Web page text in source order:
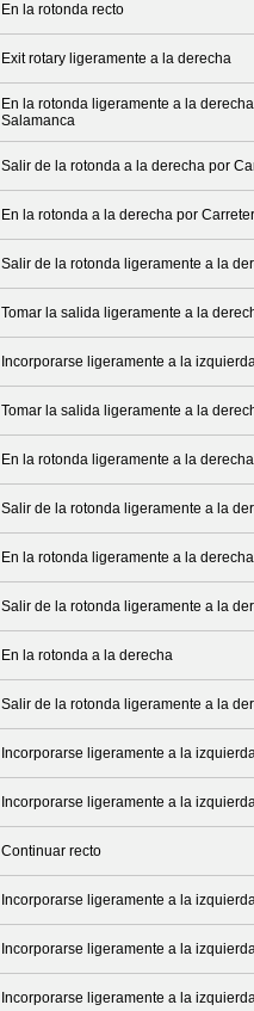
En la rotonda recto
Exit rotary ligeramente a la derecha
En la rotonda ligeramente a la
Salamanca
Salir de la rotonda a la derecha por
En la rotonda a la derecha por
Salir de la rotonda ligeramente a la
Tomar la salida ligeramente a la
Incorporarse ligeramente a la
Tomar la salida ligeramente a la
En la rotonda ligeramente a la
Salir de la rotonda ligeramente a la
En la rotonda ligeramente a la
Salir de la rotonda ligeramente a la
En la rotonda a la derecha
Salir de la rotonda ligeramente a la
Incorporarse ligeramente a la
Incorporarse ligeramente a la
Continuar recto
Incorporarse ligeramente a la
Incorporarse ligeramente a la
Incorporarse ligeramente a la